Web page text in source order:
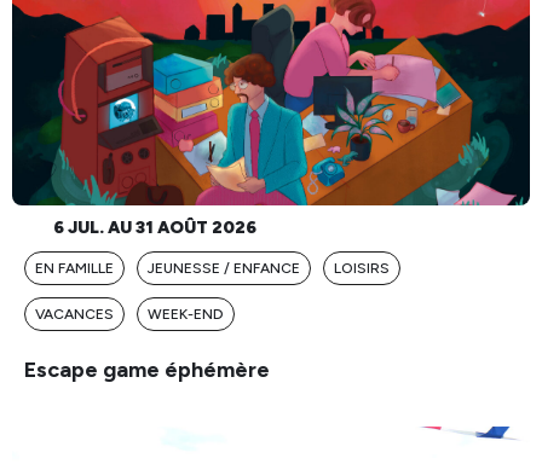
6 JUL. AU 31 AOÛT 2026
EN FAMILLE JEUNESSE / ENFANCE LOISIRS
VACANCES WEEK-END
Escape game éphémère